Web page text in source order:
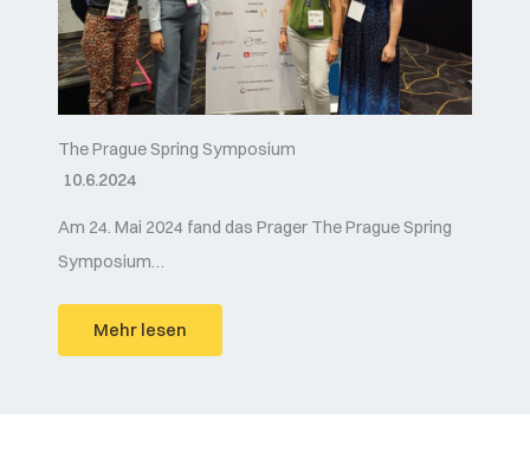
The Prague Spring Symposium
10.6.2024
Am 24. Mai 2024 fand das Prager The Prague Spring
Symposium…
Mehr lesen